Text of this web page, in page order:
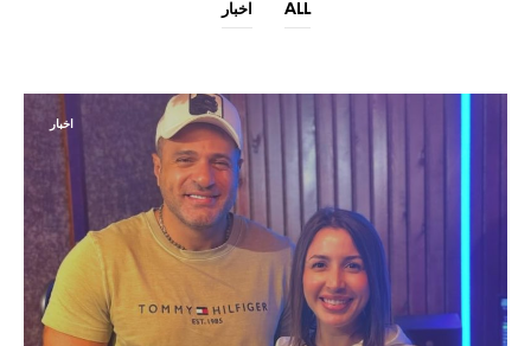
ALL اخبار
اخبار